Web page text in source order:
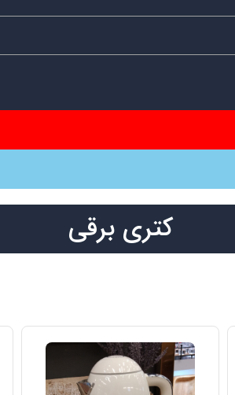
کتری برقی